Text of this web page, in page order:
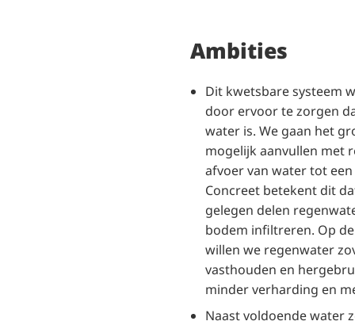
Ambities
Dit kwetsbare systeem
door ervoor te zorgen
water is. We gaan het
mogelijk aanvullen met
afvoer van water tot
Concreet betekent dit
gelegen delen
bodem infiltreren. Op
willen we regenwater
vasthouden en
minder verharding en
Naast voldoende water